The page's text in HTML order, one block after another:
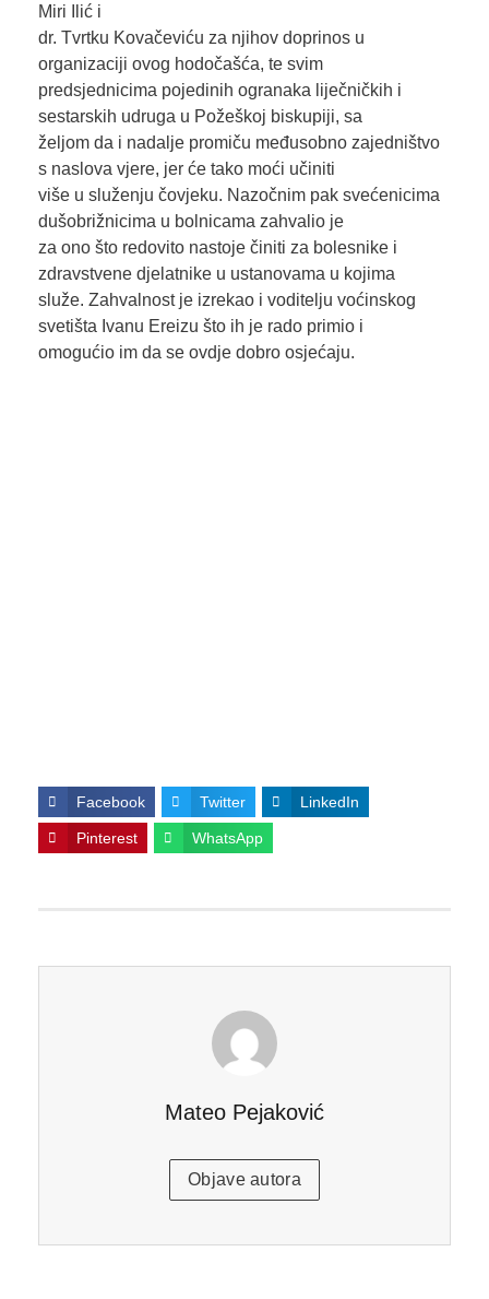
Miri Ilić i
dr. Tvrtku Kovačeviću za njihov doprinos u
organizaciji ovog hodočašća, te svim
predsjednicima pojedinih ogranaka liječničkih i
sestarskih udruga u Požeškoj biskupiji, sa
željom da i nadalje promiču međusobno zajedništvo
s naslova vjere, jer će tako moći učiniti
više u služenju čovjeku. Nazočnim pak svećenicima
dušobrižnicima u bolnicama zahvalio je
za ono što redovito nastoje činiti za bolesnike i
zdravstvene djelatnike u ustanovama u kojima
služe. Zahvalnost je izrekao i voditelju voćinskog
svetišta Ivanu Ereizu što ih je rado primio i
omogućio im da se ovdje dobro osjećaju.
Facebook Twitter LinkedIn
Pinterest WhatsApp
Mateo Pejaković
Objave autora